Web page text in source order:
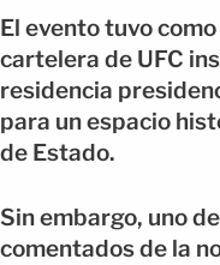
El evento tuvo
cartelera de UFC
residencia
para un espacio
de Estado.
Sin embargo, uno
comentados de la